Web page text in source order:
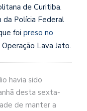
de Curitiba.
Polícia Federal
foi preso no
Lava Jato.
havia sido
desta sexta-
de manter a